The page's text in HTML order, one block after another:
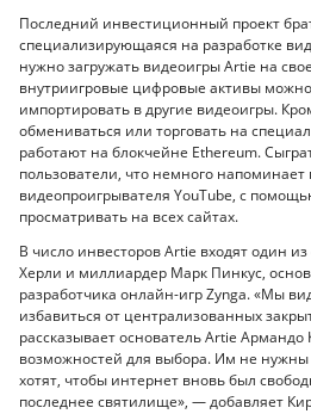
Последний инвестиционный проект
специализирующаяся на разработке
нужно загружать видеоигры Artie на
внутриигровые цифровые активы
импортировать в другие видеоигры.
обмениваться или торговать на
работают на блокчейне Ethereum.
пользователи, что немного
видеопроигрывателя YouTube, с
просматривать на всех сайтах.
В число инвесторов Artie входят один
Херли и миллиардер Марк Пинкус,
разработчика онлайн-игр Zynga. «Мы
избавиться от централизованных
рассказывает основатель Artie
возможностей для выбора. Им не
хотят, чтобы интернет вновь был
последнее святилище», — добавляет